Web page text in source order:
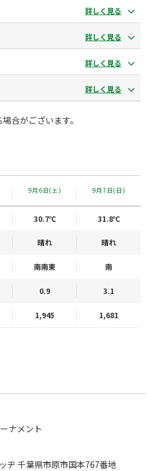
詳しく見る
詳しく見る
詳しく見る
詳しく見る
合がございます。
9月6日(土) 9月7日(日)
30.7℃ 31.8℃
晴れ 晴れ
南南東 南
0.9 3.1
1,945 1,681
ナメント
ヂ 千葉県市原市国本767番地